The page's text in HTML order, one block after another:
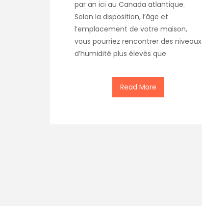
par an ici au Canada atlantique.
Selon la disposition, l’âge et
l’emplacement de votre maison,
vous pourriez rencontrer des niveaux
d’humidité plus élevés que
Read More